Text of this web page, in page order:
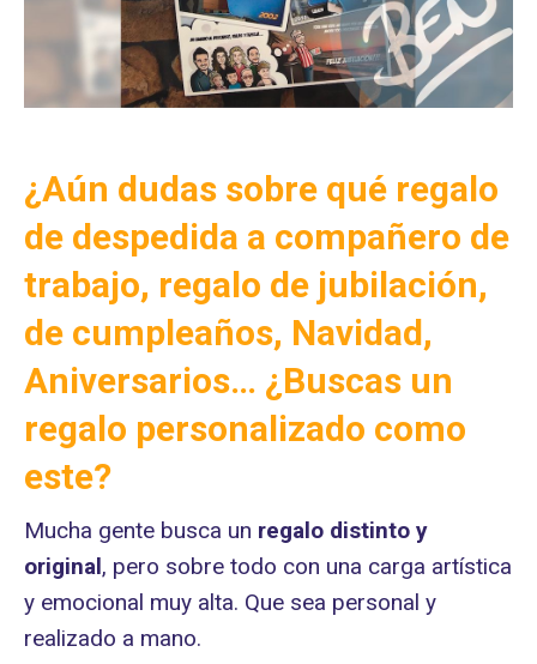
¿Aún dudas sobre qué regalo
de despedida a compañero de
trabajo, regalo de jubilación,
de cumpleaños, Navidad,
Aniversarios… ¿ Buscas un
regalo personalizado como
este?
Mucha gente busca un regalo distinto y
original, pero sobre todo con una carga artística
y emocional muy alta. Que sea personal y
realizado a mano.